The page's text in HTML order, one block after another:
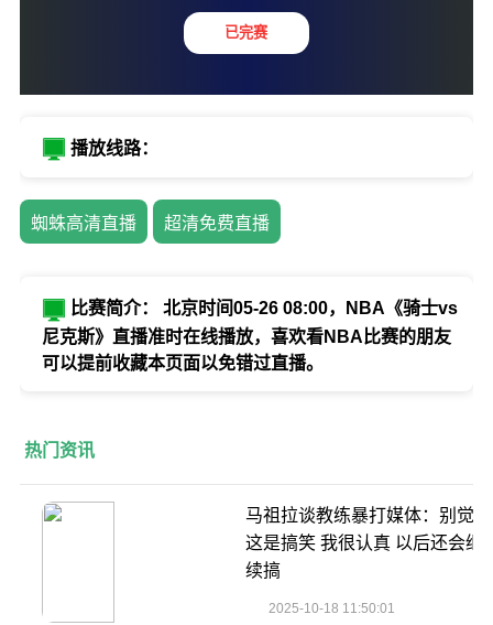
93-130
播放线路：
蜘蛛高清直播 超清免费直播
比赛简介： 北京时间05-26 08:00，NBA《骑士vs
尼克斯》直播准时在线播放，喜欢看NBA比赛的朋友
可以提前收藏本页面以免错过直播。
热门资讯
马祖拉谈教练暴打媒体：别觉得
这是搞笑 我很认真 以后还会继
续搞
2025-10-18 11:50:01